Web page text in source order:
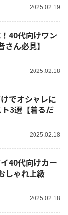
2025.02.19
40代向けワン
ん必見】
2025.02.18
でオシャレに
3選【着るだ
2025.02.18
40代向けカー
しゃれ上級
2025.02.18